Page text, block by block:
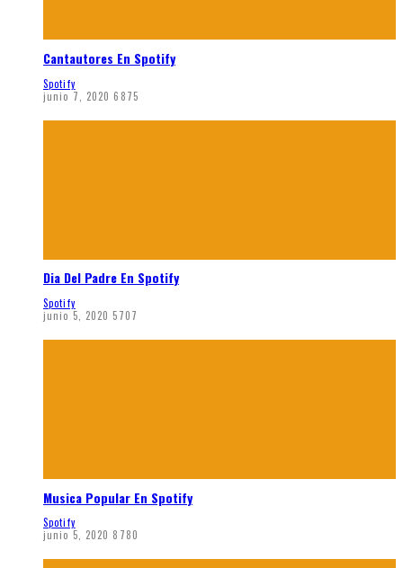
Cantautores En Spotify
Spotify
junio 7, 2020 6875
Dia Del Padre En Spotify
Spotify
junio 5, 2020 5707
Musica Popular En Spotify
Spotify
junio 5, 2020 8780